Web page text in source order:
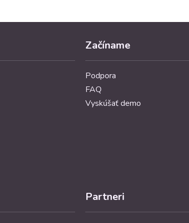
Začíname
Podpora
FAQ
Vyskúšať demo
Partneri